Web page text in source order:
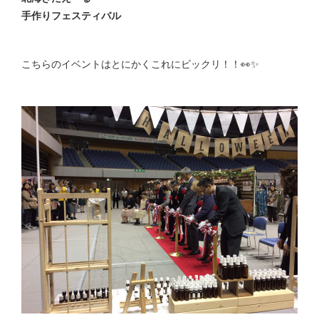
手作りフェスティバル
こちらのイベントはとにかくこれにビックリ！！👀✨